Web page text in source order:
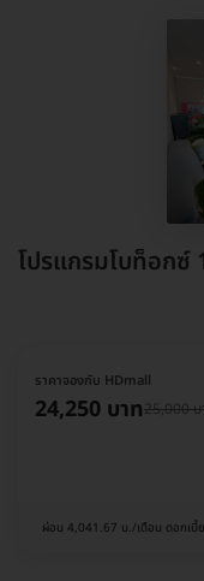
โปรแกรมโบท็อกซ์
ราคาจองกับ HDmall
24,250 บาท25,000 บ
ผ่อน 4,041.67 บ./เดือน ดอกเบี้